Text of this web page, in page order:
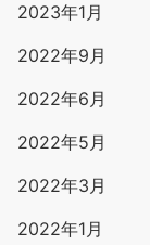
2023年1月
2022年9月
2022年6月
2022年5月
2022年3月
2022年1月